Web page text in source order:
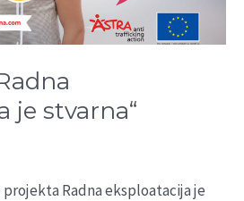
je stvarna“
Radna eksploatacija je